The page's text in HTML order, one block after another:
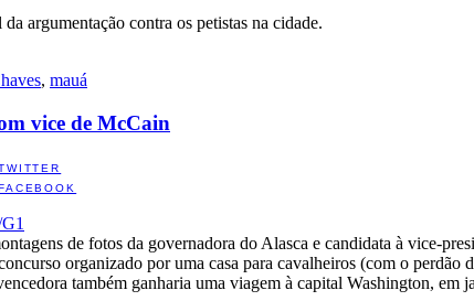
argumentação contra os petistas na cidade.
, mauá
vice de McCain
de fotos da governadora do Alasca e candidata à vice-
organizado por uma casa para cavalheiros (com o perdão
também ganharia uma viagem à capital Washington, em